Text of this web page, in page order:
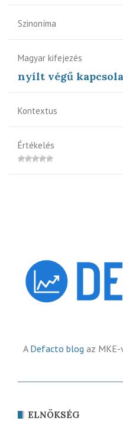
Szinoníma
Magyar kifejezés
nyílt végű
Kontextus
Értékelés
A Defacto blog az
ELNÖKSÉG